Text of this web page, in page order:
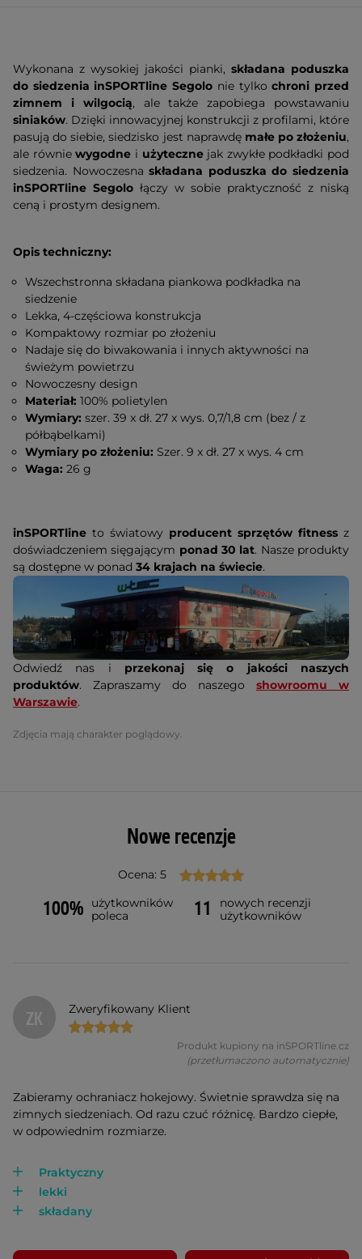
Wykonana z wysokiej jakości pianki, składana poduszka
do siedzenia inSPORTline Segolo nie tylkochroni przed
zimnem i wilgocią, ale także zapobiega powstawaniu
siniaków. Dzięki innowacyjnej konstrukcji z profilami, które
pasują do siebie, siedzisko jest naprawdę małe po złożeniu,
ale równiewygodne i użytecznejak zwykłe podkładki pod
siedzenia. Nowoczesnaskładana poduszka do siedzenia
inSPORTline Segolo łączy w sobie praktyczność z niską
ceną i prostym designem.
Opis techniczny:
Wszechstronna składana piankowa podkładka na
siedzenie
Lekka, 4-częściowa konstrukcja
Kompaktowy rozmiar po złożeniu
Nadaje się do biwakowania i innych aktywności na
świeżym powietrzu
Nowoczesny design
Materiał: 100% polietylen
Wymiary: szer. 39 x dł. 27 x wys. 0,7/1,8 cm (bez / z
półbąbelkami)
Wymiary po złożeniu: Szer. 9 x dł. 27 x wys. 4 cm
Waga: 26 g
inSPORTline to światowy producent sprzętów fitness z
doświadczeniem sięgającym ponad 30 lat. Nasze produkty
są dostępne w ponad 34 krajach na świecie.
Odwiedź nas i przekonaj się o jakości naszych
produktów. Zapraszamy do naszego showroomu w
Warszawie.
Zdjęcia mają charakter poglądowy.
Nowe recenzje
Ocena: 5
100%
użytkowników
poleca
11
nowych recenzji
użytkowników
ZK Zweryfikowany Klient
Produkt kupiony na inSPORTline.cz
(przetłumaczono automatycznie)
Zabieramy ochraniacz hokejowy. Świetnie sprawdza się na
zimnych siedzeniach. Od razu czuć różnicę. Bardzo ciepłe,
w odpowiednim rozmiarze.
Praktyczny
lekki
składany